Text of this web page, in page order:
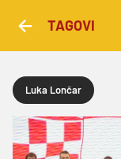
TAGOVI
Luka Lončar